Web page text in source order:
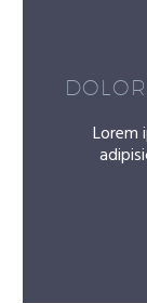
Lorem